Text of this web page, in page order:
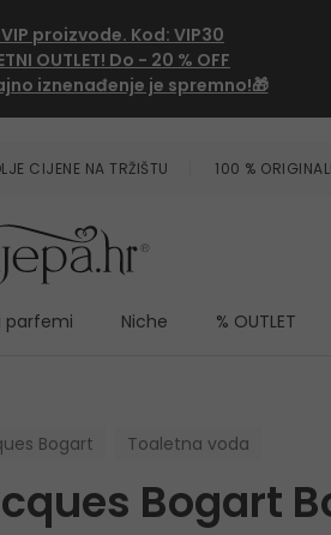
proizvode. Kod: VIP30
OUTLET! Do - 20 % OFF
iznenađenje je spremno!🎁
CIJENE NA TRŽIŠTU 100 %
parfemi Niche % OUTLET
Bogart Toaletna voda
Bogart